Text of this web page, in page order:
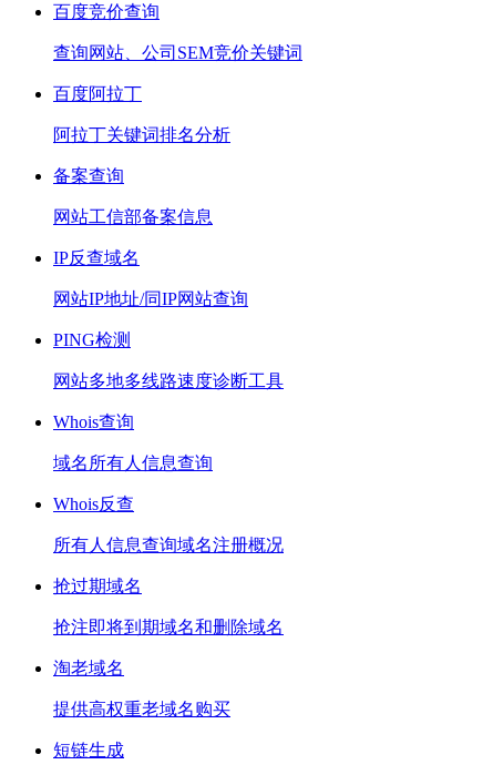
百度竞价查询
查询网站、公司SEM竞价关键词
百度阿拉丁
阿拉丁关键词排名分析
备案查询
网站工信部备案信息
IP反查域名
网站IP地址/同IP网站查询
PING检测
网站多地多线路速度诊断工具
Whois查询
域名所有人信息查询
Whois反查
所有人信息查询域名注册概况
抢过期域名
抢注即将到期域名和删除域名
淘老域名
提供高权重老域名购买
短链生成